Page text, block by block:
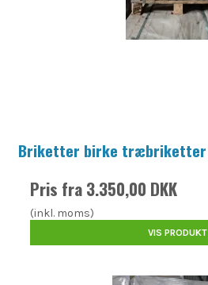
Briketter birke træbriketter
Pris fra3.350,00 DKK
(inkl. moms)
VIS PRODUKT